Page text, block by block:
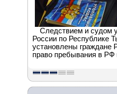
Следствием и судом
России по Республике
установлены граждане
право пребывания в РФ